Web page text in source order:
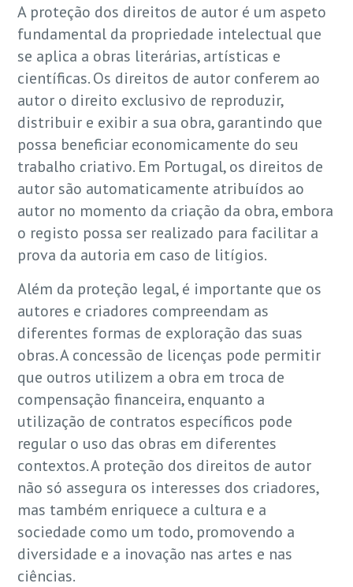
A proteção dos direitos de autor é um aspeto
fundamental da propriedade intelectual que
se aplica a obras literárias, artísticas e
científicas. Os direitos de autor conferem ao
autor o direito exclusivo de reproduzir,
distribuir e exibir a sua obra, garantindo que
possa beneficiar economicamente do seu
trabalho criativo. Em Portugal, os direitos de
autor são automaticamente atribuídos ao
autor no momento da criação da obra, embora
o registo possa ser realizado para facilitar a
prova da autoria em caso de litígios.
Além da proteção legal, é importante que os
autores e criadores compreendam as
diferentes formas de exploração das suas
obras. A concessão de licenças pode permitir
que outros utilizem a obra em troca de
compensação financeira, enquanto a
utilização de contratos específicos pode
regular o uso das obras em diferentes
contextos. A proteção dos direitos de autor
não só assegura os interesses dos criadores,
mas também enriquece a cultura e a
sociedade como um todo, promovendo a
diversidade e a inovação nas artes e nas
ciências.